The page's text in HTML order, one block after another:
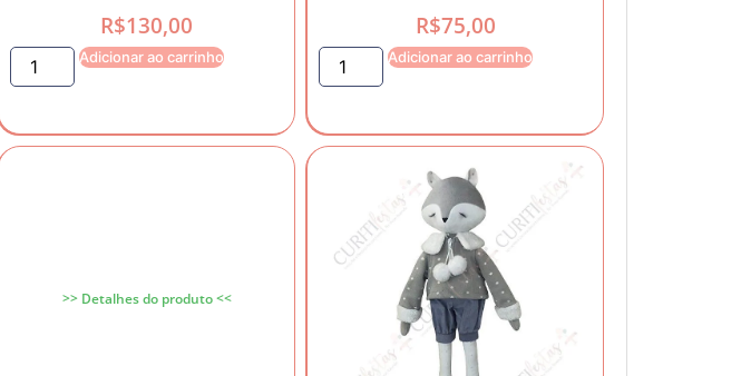
R$130,00
Adicionar ao carrinho
R$75,00
Adicionar ao carrinho
>> Detalhes do produto <<